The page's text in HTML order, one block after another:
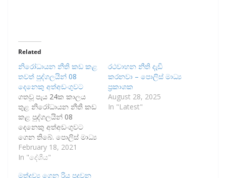
Related
නිරෝධායන නීති කඩ කළ
තවත් පුද්ගලයින් 08
දෙනෙකු අත්අඩංගුවට
ගතවූ පැය 24ක කාලය
තුළ නිරෝධායන නීති කඩ
කළ පුද්ගලයින් 08
දෙනෙකු අත්අඩංගුවට
ගෙන තිබේ. පොලිස් මාධ්‍ය
ප්‍රකාශක නියෝජ්‍ය
පොලිස්පති අජිත් රෝහණ
February 18, 2021
In "දේශීය"
රථවාහන නීති දැඩි
කරනවා – පොලිස් මාධ්‍ය
ප්‍රකාශක
August 28, 2025
In "Latest"
මත්ද්‍රව්‍ය ගෙන රිය පදවන